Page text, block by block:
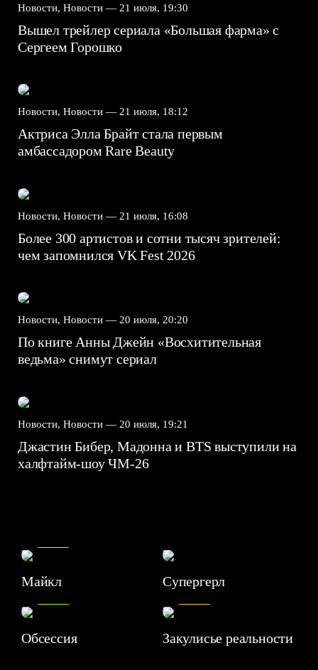
Новости, Новости — 21 июля, 19:30
Вышел трейлер сериала «Большая фарма» с
Сергеем Горошко
Новости, Новости — 21 июля, 18:12
Актриса Элла Брайт стала первым
амбассадором Rare Beauty
Новости, Новости — 21 июля, 16:08
Более 300 артистов и сотни тысяч зрителей:
чем запомнился VK Fest 2026
Новости, Новости — 20 июля, 20:20
По книге Анны Джейн «Восхитительная
ведьма» снимут сериал
Новости, Новости — 20 июля, 19:21
Джастин Бибер, Мадонна и BTS выступили на
халфтайм-шоу ЧМ-26
Майкл Супергерл
Обсессия
7.1
Закулисье реальности